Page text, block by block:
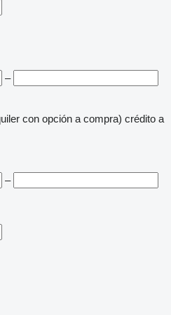
–
con opción a compra) crédito a
–